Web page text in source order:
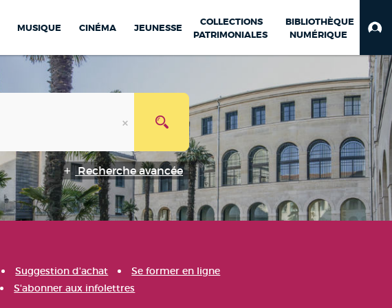
MUSIQUE CINÉMA JEUNESSE
COLLECTIONS
PATRIMONIALES
BIBLIOTHÈQUE
NUMÉRIQUE
Recherche avancée
Suggestion d'achat
Se former en ligne
S'abonner aux infolettres